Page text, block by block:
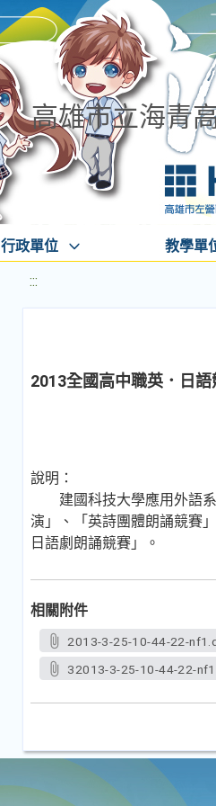
高雄市立海青
行政單位 教學單
:::
2013全國高中職英．日
說明：
建國科技大學應用外語系
演」、「英詩團體朗誦競賽
日語劇朗誦競賽」。
相關附件
2013-3-25-10-44-22-
32013-3-25-10-44-22-